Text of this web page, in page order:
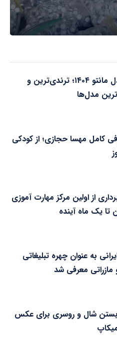
۱۵ مدل مانتو ۱۴۰۴؛ ترندی‌ترین و
مدل‌ها
کامل مهسا حجازی؛ از کودکی
از اولین مرکز مهارت آموزی
تا یک ماه آینده
به عنوان چهره تبلیغاتی
مازراتی معرفی شد
شال و روسری برای عکس